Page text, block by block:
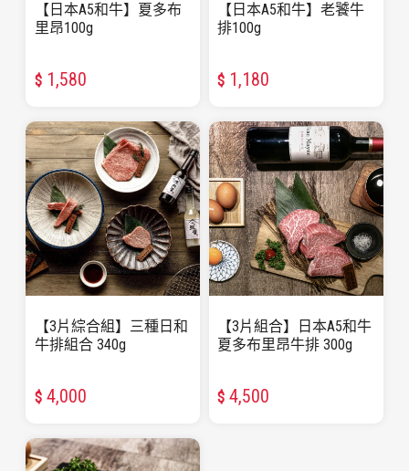
【日本A5和牛】夏多布
里昂100g
$ 1,580
【日本A5和牛】老饕牛
排100g
$ 1,180
【3片綜合組】三種日和
牛排組合 340g
$ 4,000
【3片組合】日本A5和牛
夏多布里昂牛排 300g
$ 4,500